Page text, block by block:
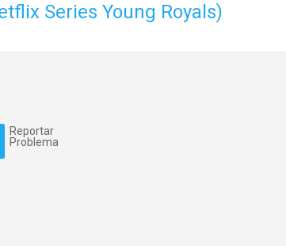
Series Young Royals)
Reportar
Problema